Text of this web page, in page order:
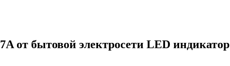
от бытовой электросети LED индикатор